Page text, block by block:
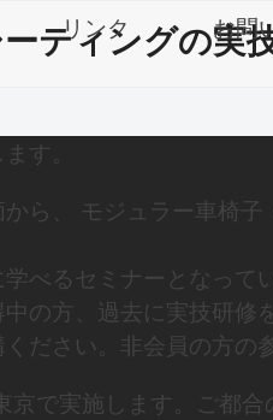
リンク お問
ティングの実
す。
ら、 モジュラー車椅
べるセミナーとなって
の方、過去に実技研修
ださい。非会員の方の
で実施します。ご都